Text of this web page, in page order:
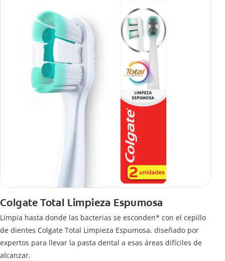
Colgate Total Limpieza Espumosa
Limpia hasta donde las bacterias se esconden* con el cepillo
de dientes Colgate Total Limpieza Espumosa, diseñado por
expertos para llevar la pasta dental a esas áreas difíciles de
alcanzar.